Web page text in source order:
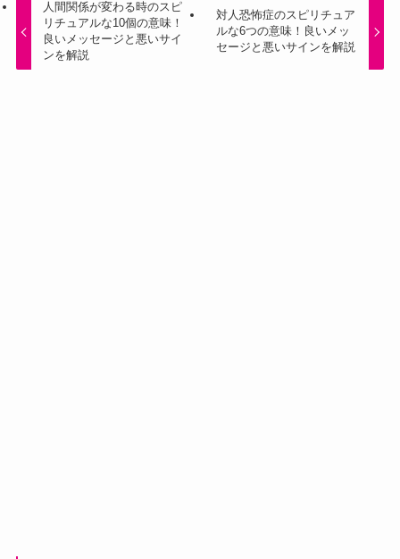
人間関係が変わる時のスピ
リチュアルな10個の意味！
良いメッセージと悪いサイ
ンを解説
対人恐怖症のスピリチュア
ルな6つの意味！良いメッ
セージと悪いサインを解説